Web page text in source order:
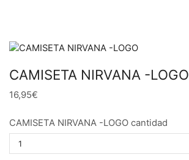
CAMISETA NIRVANA -LOGO
16,95€
CAMISETA NIRVANA -LOGO cantidad